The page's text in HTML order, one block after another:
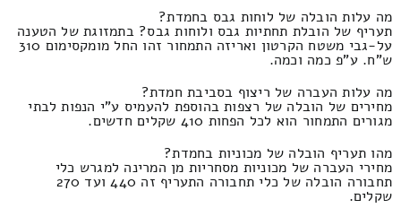
מה עלות הובלה של לוחות גבס בחמדת?
תעריף של הובלת תחתיות גבס ולוחות גבס? בתמזוגת של הטענה
על-גבי משטח הקרטון ואריזה התמחור זהו החל מומקסימום 310
ש"ח. ע"פ כמה וכמה.
מה עלות העברה של ריצוף בסביבת חמדת?
מחירים של הובלה של רצפות בהוספת להעמיס ע"י הנפות לבתי
מגורים התמחור הוא לכל הפחות 410 שקלים חדשים.
מהו תעריף הובלה של מכוניות בחמדת?
מחירי העברה של מכוניות מסחריות מן המרינה למגרש כלי
תחבורה הובלה של כלי תחבורה התעריף זה 440 ועד 270
שקלים.